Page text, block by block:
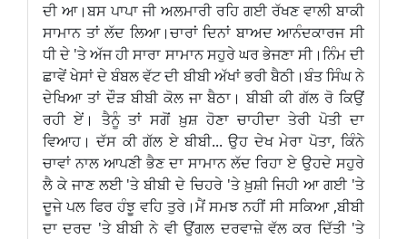
ਦੀ ਆ।ਬਸ ਪਾਪਾ ਜੀ ਅਲਮਾਰੀ ਰਹਿ ਗਈ ਰੱਖਣ ਵਾਲੀ ਬਾਕੀ
ਸਾਮਾਨ ਤਾਂ ਲੱਦ ਲਿਆ।ਚਾਰਾਂ ਦਿਨਾਂ ਬਾਅਦ ਆਨੰਦਕਾਰਜ ਸੀ
ਧੀ ਦੇ 'ਤੇ ਅੱਜ ਹੀ ਸਾਰਾ ਸਾਮਾਨ ਸਹੁਰੇ ਘਰ ਭੇਜਣਾ ਸੀ।ਨਿੰਮ ਦੀ
ਛਾਵੇਂ ਖੇਸਾਂ ਦੇ ਬੰਬਲ ਵੱਟ ਦੀ ਬੀਬੀ ਅੱਖਾਂ ਭਰੀ ਬੈਠੀ।ਬੰਤ ਸਿੰਘ ਨੇ
ਦੇਖਿਆ ਤਾਂ ਦੌੜ ਬੀਬੀ ਕੋਲ ਜਾ ਬੈਠਾ। ਬੀਬੀ ਕੀ ਗੱਲ ਰੋ ਕਿਉਂ
ਰਹੀ ਏਂ। ਤੈਨੂੰ ਤਾਂ ਸਗੋਂ ਖ਼ੁਸ਼ ਹੋਣਾ ਚਾਹੀਦਾ ਤੇਰੀ ਪੋਤੀ ਦਾ
ਵਿਆਹ। ਦੱਸ ਕੀ ਗੱਲ ਏ ਬੀਬੀ... ਉਹ ਦੇਖ ਮੇਰਾ ਪੋਤਾ, ਕਿੰਨੇ
ਚਾਵਾਂ ਨਾਲ ਆਪਣੀ ਭੈਣ ਦਾ ਸਾਮਾਨ ਲੱਦ ਰਿਹਾ ਏ ਉਹਦੇ ਸਹੁਰੇ
ਲੈ ਕੇ ਜਾਣ ਲਈ 'ਤੇ ਬੀਬੀ ਦੇ ਚਿਹਰੇ 'ਤੇ ਖ਼ੁਸ਼ੀ ਜਿਹੀ ਆ ਗਈ 'ਤੇ
ਦੂਜੇ ਪਲ ਫਿਰ ਹੰਝੂ ਵਹਿ ਤੁਰੇ।ਮੈਂ ਸਮਝ ਨਹੀਂ ਸੀ ਸਕਿਆ ,ਬੀਬੀ
ਦਾ ਦਰਦ 'ਤੇ ਬੀਬੀ ਨੇ ਵੀ ਉਂਗਲ ਦਰਵਾਜ਼ੇ ਵੱਲ ਕਰ ਦਿੱਤੀ 'ਤੇ